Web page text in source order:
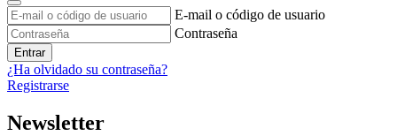
E-mail o código de usuario
Contraseña
Entrar
¿Ha olvidado su contraseña?
Registrarse
Newsletter